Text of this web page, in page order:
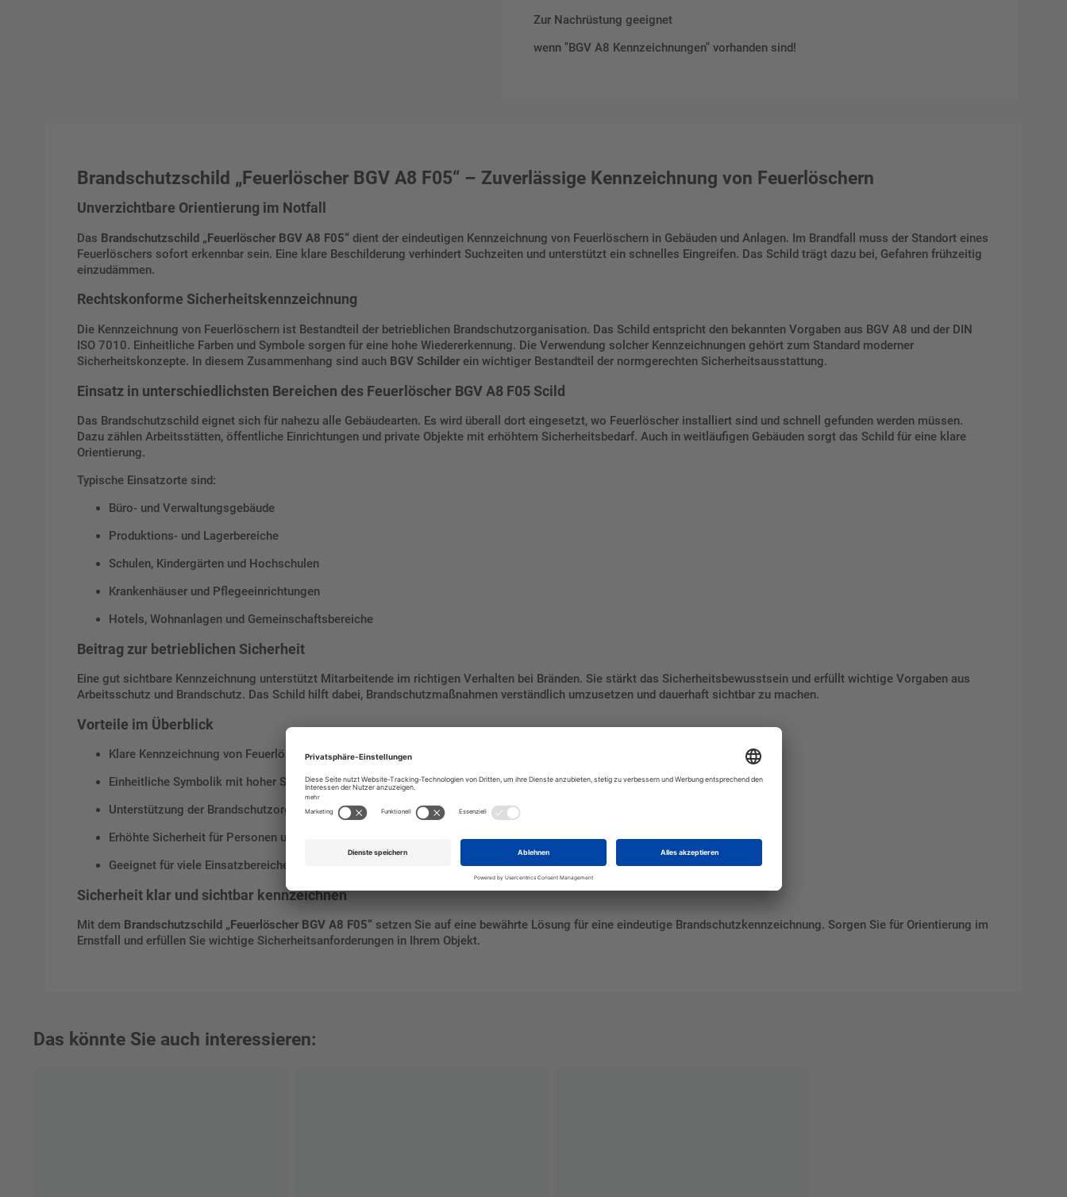
Zur Nachrüstung geeignet
wenn "BGV A8 Kennzeichnungen" vorhanden sind!
Brandschutzschild „Feuerlöscher BGV A8 F05“ – Zuverlässige Kennzeichnung von Feuerlöschern
Unverzichtbare Orientierung im Notfall
Das Brandschutzschild „Feuerlöscher BGV A8 F05“ dient der eindeutigen Kennzeichnung von Feuerlöschern in Gebäuden und Anlagen. Im Brandfall muss der Standort eines
Feuerlöschers sofort erkennbar sein. Eine klare Beschilderung verhindert Suchzeiten und unterstützt ein schnelles Eingreifen. Das Schild trägt dazu bei, Gefahren frühzeitig
einzudämmen.
Rechtskonforme Sicherheitskennzeichnung
Die Kennzeichnung von Feuerlöschern ist Bestandteil der betrieblichen Brandschutzorganisation. Das Schild entspricht den bekannten Vorgaben aus BGV A8 und der DIN
ISO 7010. Einheitliche Farben und Symbole sorgen für eine hohe Wiedererkennung. Die Verwendung solcher Kennzeichnungen gehört zum Standard moderner
Sicherheitskonzepte. In diesem Zusammenhang sind auch BGV Schilder ein wichtiger Bestandteil der normgerechten Sicherheitsausstattung.
Einsatz in unterschiedlichsten Bereichen des Feuerlöscher BGV A8 F05 Scild
Das Brandschutzschild eignet sich für nahezu alle Gebäudearten. Es wird überall dort eingesetzt, wo Feuerlöscher installiert sind und schnell gefunden werden müssen.
Dazu zählen Arbeitsstätten, öffentliche Einrichtungen und private Objekte mit erhöhtem Sicherheitsbedarf. Auch in weitläufigen Gebäuden sorgt das Schild für eine klare
Orientierung.
Typische Einsatzorte sind:
Büro- und Verwaltungsgebäude
Produktions- und Lagerbereiche
Schulen, Kindergärten und Hochschulen
Krankenhäuser und Pflegeeinrichtungen
Hotels, Wohnanlagen und Gemeinschaftsbereiche
Beitrag zur betrieblichen Sicherheit
Eine gut sichtbare Kennzeichnung unterstützt Mitarbeitende im richtigen Verhalten bei Bränden. Sie stärkt das Sicherheitsbewusstsein und erfüllt wichtige Vorgaben aus
Arbeitsschutz und Brandschutz. Das Schild hilft dabei, Brandschutzmaßnahmen verständlich umzusetzen und dauerhaft sichtbar zu machen.
Vorteile im Überblick
Klare Kennzeichnung von Feuerlöschern
Einheitliche Symbolik mit hoher Signalwirkung
Unterstützung der Brandschutzorganisation
Erhöhte Sicherheit für Personen und Sachwerte
Geeignet für viele Einsatzbereiche
Sicherheit klar und sichtbar kennzeichnen
Mit dem Brandschutzschild „Feuerlöscher BGV A8 F05“ setzen Sie auf eine bewährte Lösung für eine eindeutige Brandschutzkennzeichnung. Sorgen Sie für Orientierung im
Ernstfall und erfüllen Sie wichtige Sicherheitsanforderungen in Ihrem Objekt.
Das könnte Sie auch interessieren: